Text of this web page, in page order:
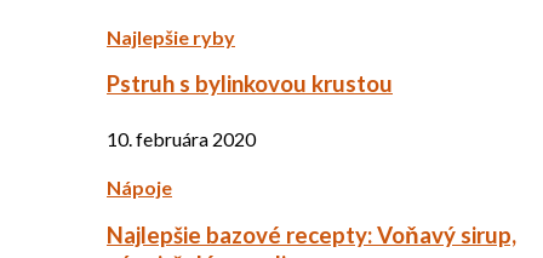
Najlepšie ryby
Pstruh s bylinkovou krustou
10. februára 2020
Nápoje
Najlepšie bazové recepty: Voňavý sirup,